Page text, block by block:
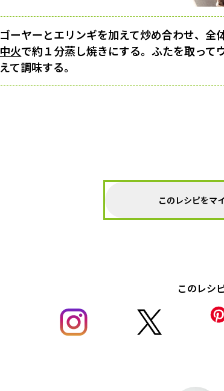
ゴーヤーとエリンギを加えて炒め合わせ、全
中火で約１分蒸し焼きにする。ふたを取っ
えて調味する。
このレシピをマ
このレシ